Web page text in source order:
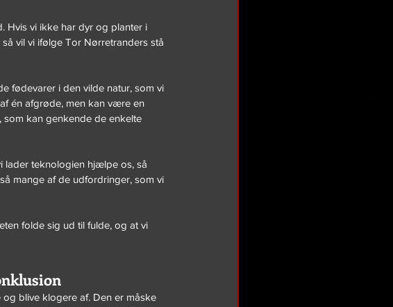
vi ikke har dyr og planter i
vil vi ifølge Tor Nørretranders stå
fødevarer i den vilde natur, som vi
én afgrøde, men kan være en
kan genkende de enkelte
lader teknologien hjælpe os, så
mange af de udfordringer, som vi
folde sig ud til fulde, og at vi
blive klogere af. Den er måske